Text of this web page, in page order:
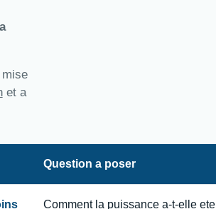
et a
Question a poser
Comment la puissance a-t-elle ete